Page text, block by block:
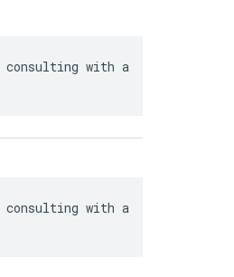
consulting with a
consulting with a